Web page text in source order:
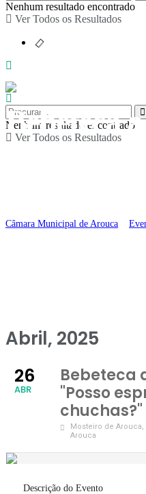
Nenhum resultado encontrado
Ver Todos os Resultados
Nenhum resultado encontrado
Ver Todos os Resultados
Bebeteca
Câmara Municipal de Arouca
Abril, 2025
26
ABR
Bebeteca
"Posso
chuchas?"
Mosteiro de Arouca,
Arouca
Descrição do Evento